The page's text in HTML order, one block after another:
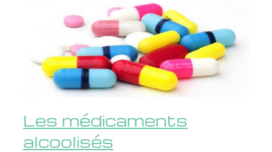
Les médicaments
alcoolisés